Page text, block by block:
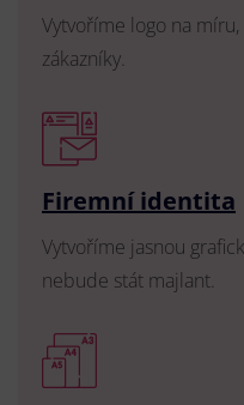
Vytvoříme logo na
zákazníky.
Firemní identita
Vytvoříme jasnou
nebude stát majlant.